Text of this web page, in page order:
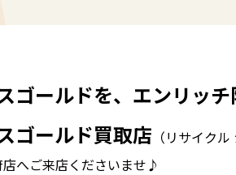
ゴールドを、エンリッチ
ゴールド買取店 （リサイク
へご来店くださいませ♪